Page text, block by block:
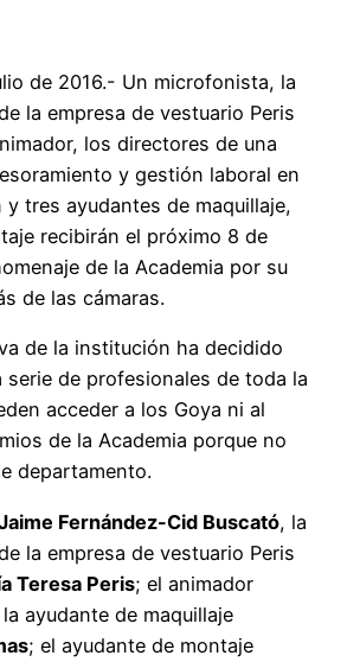
de 2016.- Un microfonista, la
la empresa de vestuario Peris
los directores de una
y gestión laboral en
tres ayudantes de maquillaje,
recibirán el próximo 8 de
de la Academia por su
de las cámaras.
de la institución ha decidido
serie de profesionales de toda la
acceder a los Goya ni al
de la Academia porque no
departamento.
Fernández-Cid Buscató, la
la empresa de vestuario Peris
Teresa Peris; el animador
la ayudante de maquillaje
; el ayudante de montaje